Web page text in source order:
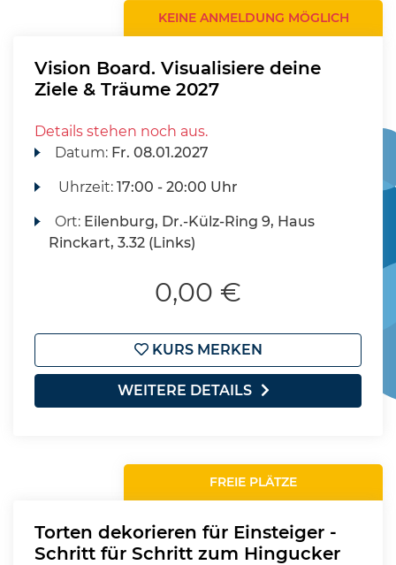
KEINE ANMELDUNG MÖGLICH
Vision Board. Visualisiere deine
Ziele & Träume 2027
Details stehen noch aus.
Datum: Fr. 08.01.2027
Uhrzeit:17:00 - 20:00 Uhr
Ort: Eilenburg, Dr.-Külz-Ring 9, Haus
Rinckart, 3.32 (Links)
0,00 €
KURS MERKEN
WEITERE DETAILS
FREIE PLÄTZE
Torten dekorieren für Einsteiger -
Schritt für Schritt zum Hingucker